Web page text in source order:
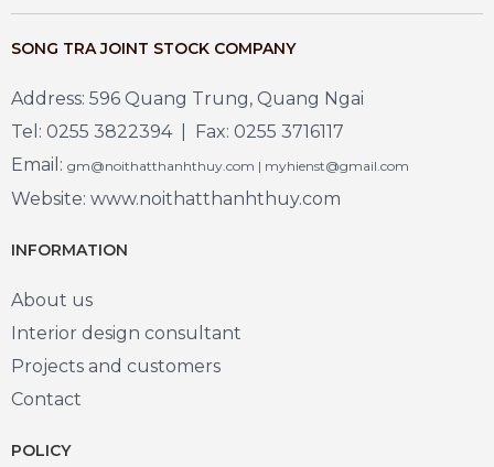
SONG TRA JOINT STOCK COMPANY
Address: 596 Quang Trung, Quang Ngai
Tel: 0255 3822394 | Fax: 0255 3716117
Email: gm@noithatthanhthuy.com | myhienst@gmail.com
Website: www.noithatthanhthuy.com
INFORMATION
About us
Interior design consultant
Projects and customers
Contact
POLICY